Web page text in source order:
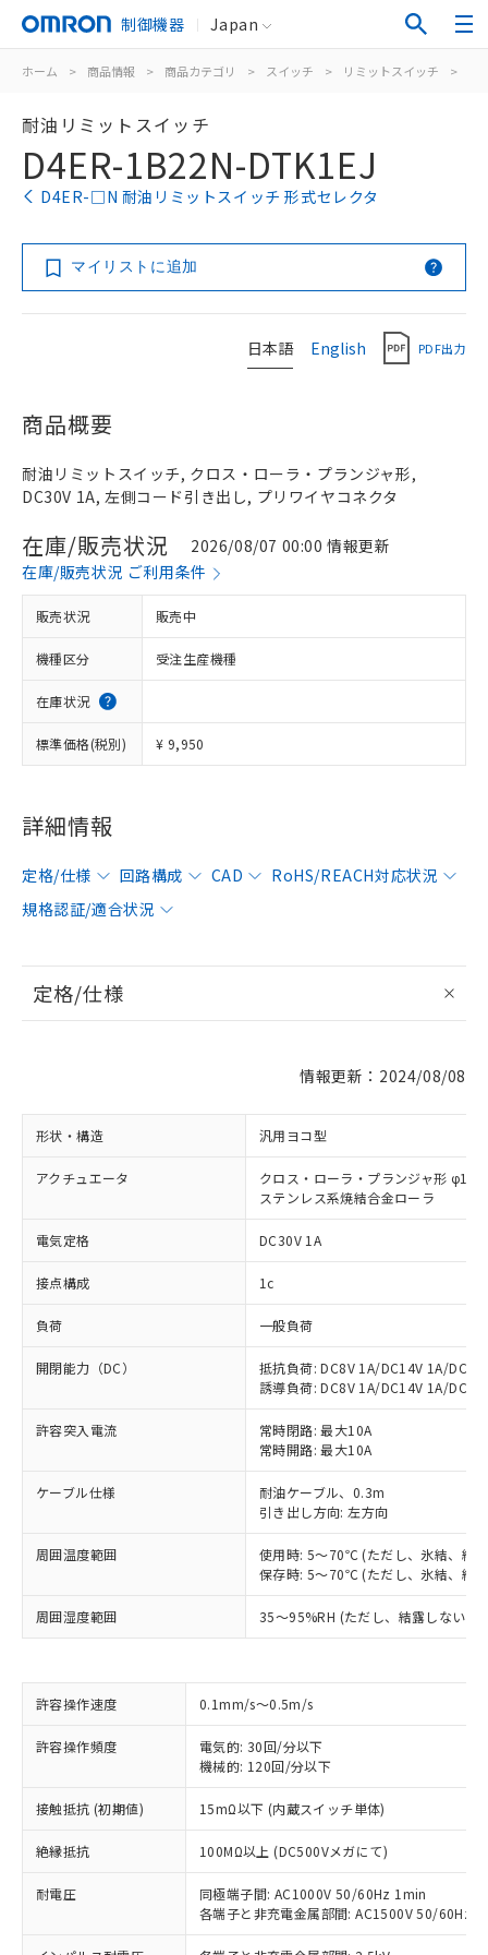
制御機器 Japan
ホーム > 商品情報 > 商品カテゴリ > スイッチ > リミットスイッチ >
耐油リミットスイッチ
D4ER-1B22N-DTK1EJ
D4ER-□N 耐油リミットスイッチ 形式セレクタ
マイリストに追加
日本語 English PDF出力
商品概要
耐油リミットスイッチ, クロス・ローラ・プランジャ形,
DC30V 1A, 左側コード引き出し, プリワイヤコネクタ
在庫/販売状況
2026/08/07 00:00 情報更新
在庫/販売状況 ご利用条件
販売状況 販売中
機種区分 受注生産機種
在庫状況
標準価格(税別) ¥ 9,950
詳細情報
定格/仕様 回路構成 CAD
RoHS/REACH対応状況
規格認証/適合状況
定格/仕様
情報更新：2024/08/08
形状・構造 汎用ヨコ型
アクチュエータ
クロス・ローラ・プランジャ形
ステンレス系焼結合金ローラ
電気定格 DC30V 1A
接点構成 1c
負荷 一般負荷
開閉能力（DC）
抵抗負荷: DC8V 1A/DC14V 1A/
誘導負荷: DC8V 1A/DC14V 1A/
許容突入電流
常時閉路: 最大10A
常時開路: 最大10A
ケーブル仕様
耐油ケーブル、0.3m
引き出し方向: 左方向
周囲温度範囲
使用時: 5～70℃ (ただし、氷結、結
保存時: 5～70℃ (ただし、氷結、結
周囲湿度範囲 35～95%RH (ただし、結露しないこ
許容操作速度 0.1mm/s～0.5m/s
許容操作頻度
電気的: 30回/分以下
機械的: 120回/分以下
接触抵抗 (初期値) 15mΩ以下 (内蔵スイッチ単体)
絶縁抵抗 100MΩ以上 (DC500Vメガにて)
耐電圧
同極端子間: AC1000V 50/60Hz 1min
各端子と非充電金属部間: AC1500V 50/60Hz
ご利用条件
以下の条件をお読みいただき、同意のうえ
※1 対応状況
対応済み：EU RoHS指令（10物質）の
非含有に対応した製品が提供可能な商品で
対応予定：EU RoHS指令（10物質）の非含
有に対応した製品に切り替える予定のある
対応予定なし：EU RoHS指令（10物質）の
非含有に非対応の商品で、対応品を出す予